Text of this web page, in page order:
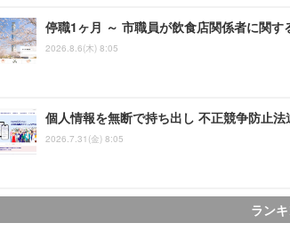
停職1ヶ月 ～ 市職員が飲食店関係者に関す
2026.8.6(木) 8:05
個人情報を無断で持ち出し 不正競争防止
2026.7.31(金) 8:05
ラン